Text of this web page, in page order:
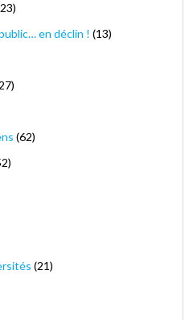
en déclin ! (13)
(62)
(21)